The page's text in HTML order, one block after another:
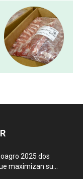
2025 dos
maximizan su...